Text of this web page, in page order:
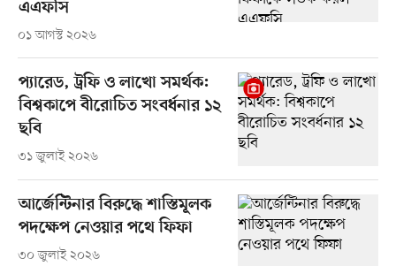
এএফসি
০১ আগস্ট ২০২৬
প্যারেড, ট্রফি ও লাখো সমর্থক:
বিশ্বকাপে বীরোচিত সংবর্ধনার ১২
ছবি
৩১ জুলাই ২০২৬
আর্জেন্টিনার বিরুদ্ধে শাস্তিমূলক
পদক্ষেপ নেওয়ার পথে ফিফা
৩০ জুলাই ২০২৬